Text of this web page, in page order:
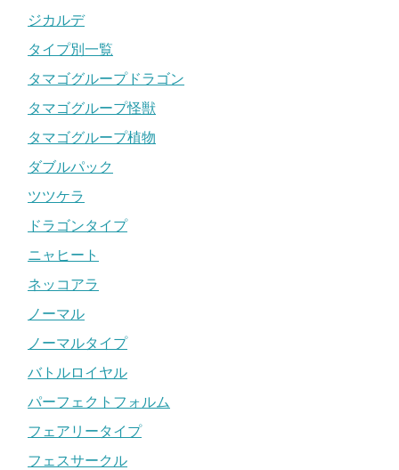
ジカルデ
タイプ別一覧
タマゴグループドラゴン
タマゴグループ怪獣
タマゴグループ植物
ダブルパック
ツツケラ
ドラゴンタイプ
ニャヒート
ネッコアラ
ノーマル
ノーマルタイプ
バトルロイヤル
パーフェクトフォルム
フェアリータイプ
フェスサークル